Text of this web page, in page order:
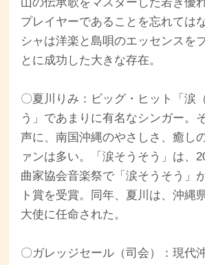
山の伝承歌をマスターした若き優
プレイヤーであることを忘れては
シャは洋楽と島唄のエッセンスを
とに成功した大きな存在。
〇夏川りみ：ビッグ・ヒット「涙
う」であまりに有名なシンガー。
声に、南国沖縄のやさしさ、癒し
ァンは多い。「涙そうそう」は、
曲家協会音楽祭で「涙そうそう」
ト賞を受賞。同年、夏川は、沖縄
大使に任命された。
〇ガレッジセール（司会）：現代